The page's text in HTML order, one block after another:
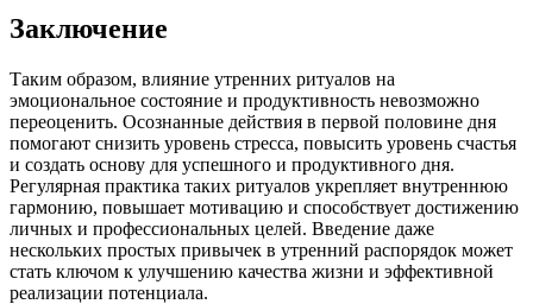
Заключение
Таким образом, влияние утренних ритуалов на
эмоциональное состояние и продуктивность невозможно
переоценить. Осознанные действия в первой половине дня
помогают снизить уровень стресса, повысить уровень счастья
и создать основу для успешного и продуктивного дня.
Регулярная практика таких ритуалов укрепляет внутреннюю
гармонию, повышает мотивацию и способствует достижению
личных и профессиональных целей. Введение даже
нескольких простых привычек в утренний распорядок может
стать ключом к улучшению качества жизни и эффективной
реализации потенциала.